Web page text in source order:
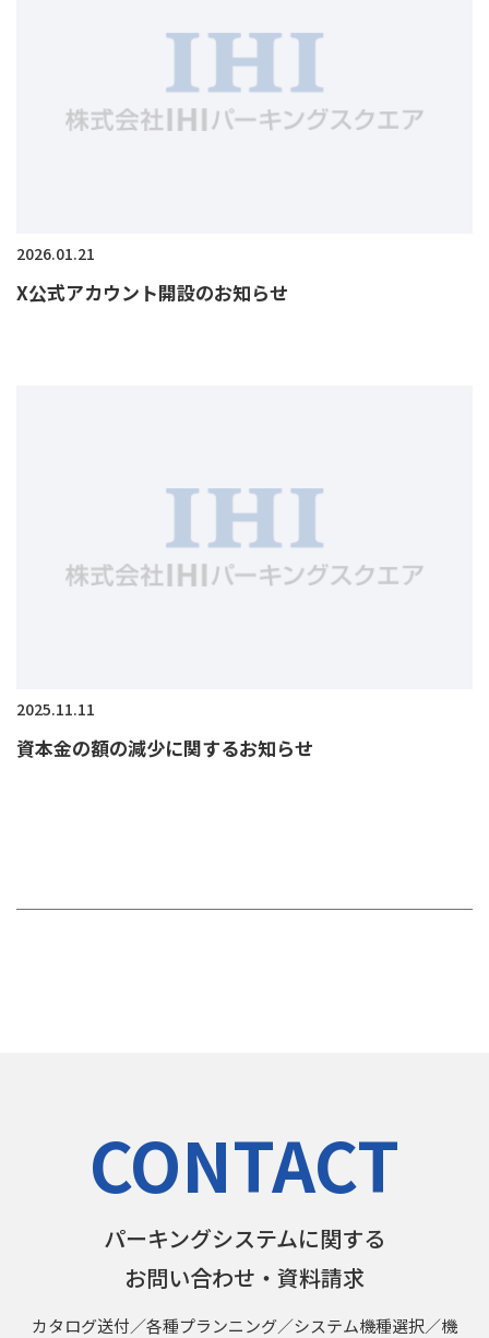
2026.01.21
X公式アカウント開設のお知らせ
2025.11.11
資本金の額の減少に関するお知らせ
CONTACT
パーキングシステムに関する
お問い合わせ・資料請求
カタログ送付／各種プランニング／システム機種選択／機